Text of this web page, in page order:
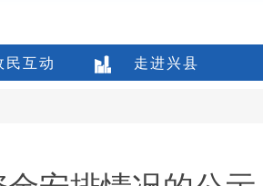
民互动 走进兴县